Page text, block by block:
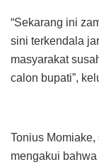
“Sekarang ini
sini terkendala
masyarakat
calon bupati”,
Tonius
mengakui